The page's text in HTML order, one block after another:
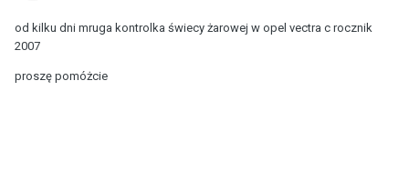
od kilku dni mruga kontrolka świecy żarowej w opel vectra c rocznik
2007
proszę pomóżcie